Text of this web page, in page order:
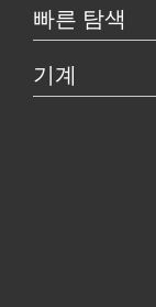
빠른 탐색
기계